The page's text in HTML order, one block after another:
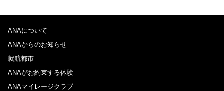
ANAについて
ANAからのお知らせ
就航都市
ANAがお約束する体験
ANAマイレージクラブ